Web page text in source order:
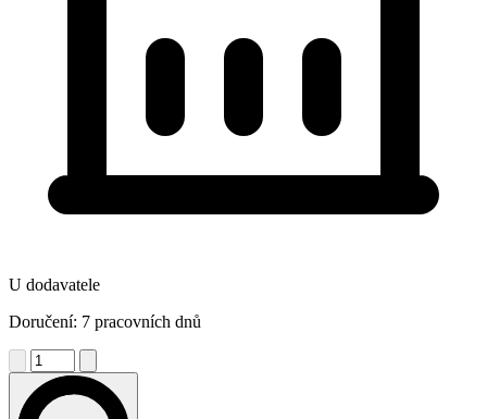
U dodavatele
Doručení: 7 pracovních dnů